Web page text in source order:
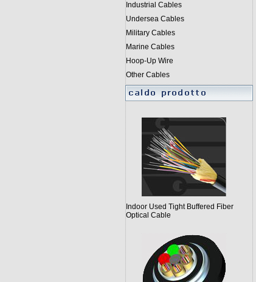
Industrial Cables
Undersea Cables
Military Cables
Marine Cables
Hoop-Up Wire
Other Cables
Indoor Used Tight Buffered Fiber
Optical Cable